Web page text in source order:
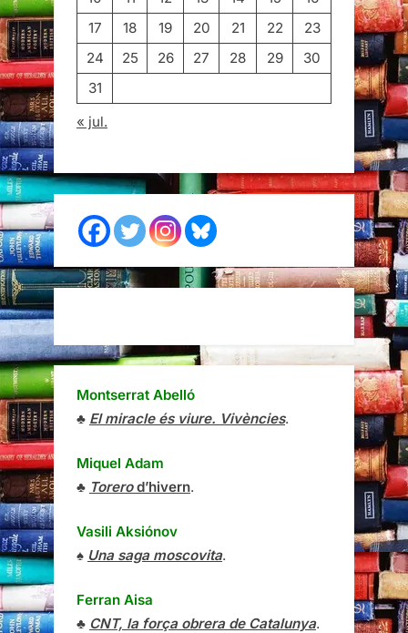
17
18 19 20 21 22
23
24
25 26 27 28 29
30
31
« jul.
Montserrat Abelló
♣ El miracle és viure. Vivències.
Miquel Adam
♣ Torerod’hivern.
Vasili Aksiónov
♠ Una saga moscovita.
Ferran Aisa
♣ CNT, la força obrera de Catalunya.